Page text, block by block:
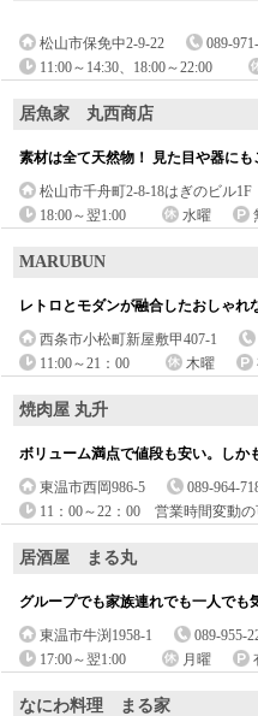
松山市保免中2-9-22
089-
11:00～14:30、18:00～22:00
居魚家 丸西商店
素材は全て天然物！ 見た目や器にも
松山市千舟町2-8-18はぎのビル1F
18:00～翌1:00
水曜
MARUBUN
レトロとモダンが融合したおしゃれ
西条市小松町新屋敷甲407-1
11:00～21：00
木曜
焼肉屋 丸升
ボリューム満点で値段も安い。しか
東温市西岡986-5
089-964-
11：00～22：00 営業時間変動の
居酒屋 まる丸
グループでも家族連れでも一人でも
東温市牛渕1958-1
089-955-
17:00～翌1:00
月曜
なにわ料理 まる家